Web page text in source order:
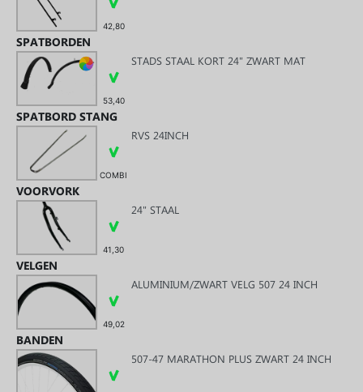
42,80
SPATBORDEN
53,40
STADS STAAL KORT 24" ZWART MAT
SPATBORD STANG
COMBI
RVS 24INCH
VOORVORK
41,30
24" STAAL
VELGEN
49,02
ALUMINIUM/ZWART VELG 507 24 INCH
BANDEN
507-47 MARATHON PLUS ZWART 24 INCH